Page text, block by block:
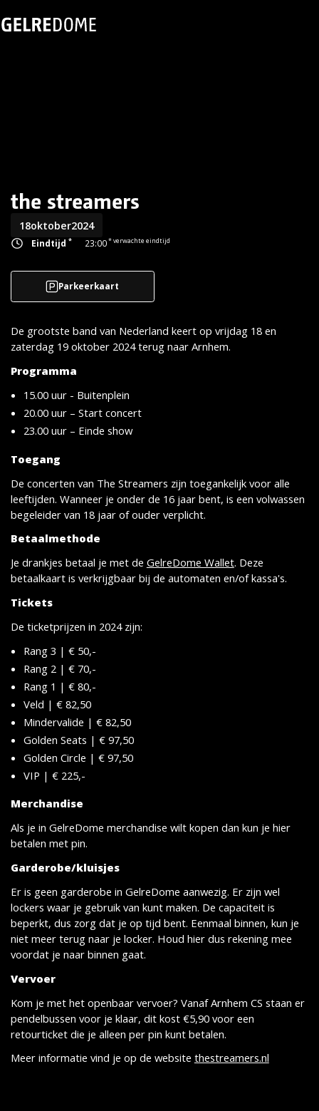
the streamers
18oktober2024
Eindtijd* 23:00* verwachte eindtijd
Parkeerkaart
De grootste band van Nederland keert op vrijdag 18 en
zaterdag 19 oktober 2024 terug naar Arnhem.
Programma
15.00 uur - Buitenplein
20.00 uur – Start concert
23.00 uur – Einde show
Toegang
De concerten van The Streamers zijn toegankelijk voor alle
leeftijden. Wanneer je onder de 16 jaar bent, is een volwassen
begeleider van 18 jaar of ouder verplicht.
Betaalmethode
Je drankjes betaal je met de GelreDome Wallet. Deze
betaalkaart is verkrijgbaar bij de automaten en/of kassa's.
Tickets
De ticketprijzen in 2024 zijn:
Rang 3 | € 50,-
Rang 2 | € 70,-
Rang 1 | € 80,-
Veld | € 82,50
Mindervalide | € 82,50
Golden Seats | € 97,50
Golden Circle | € 97,50
VIP | € 225,-
Merchandise
Als je in GelreDome merchandise wilt kopen dan kun je hier
betalen met pin.
Garderobe/kluisjes
Er is geen garderobe in GelreDome aanwezig. Er zijn wel
lockers waar je gebruik van kunt maken. De capaciteit is
beperkt, dus zorg dat je op tijd bent. Eenmaal binnen, kun je
niet meer terug naar je locker. Houd hier dus rekening mee
voordat je naar binnen gaat.
Vervoer
Kom je met het openbaar vervoer? Vanaf Arnhem CS staan er
pendelbussen voor je klaar, dit kost €5,90 voor een
retourticket die je alleen per pin kunt betalen.
Meer informatie vind je op de website thestreamers.nl